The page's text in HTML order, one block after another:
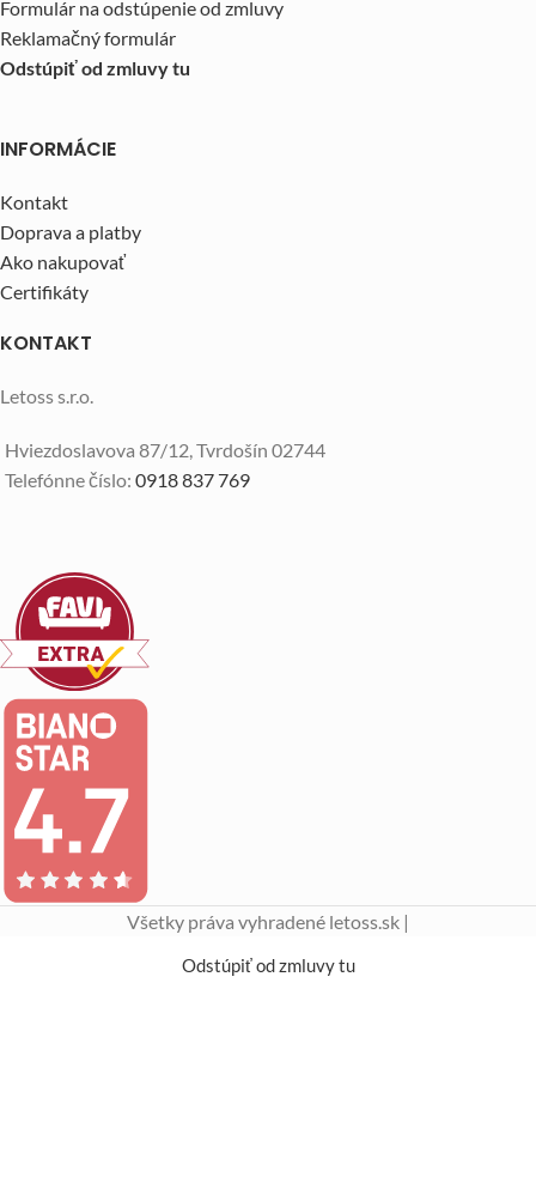
Formulár na odstúpenie od zmluvy
Reklamačný formulár
Odstúpiť od zmluvy tu
INFORMÁCIE
Kontakt
Doprava a platby
Ako nakupovať
Certifikáty
KONTAKT
Letoss s.r.o.
Hviezdoslavova 87/12, Tvrdošín 02744
Telefónne číslo: 0918 837 769
Všetky práva vyhradené letoss.sk |
Odstúpiť od zmluvy tu